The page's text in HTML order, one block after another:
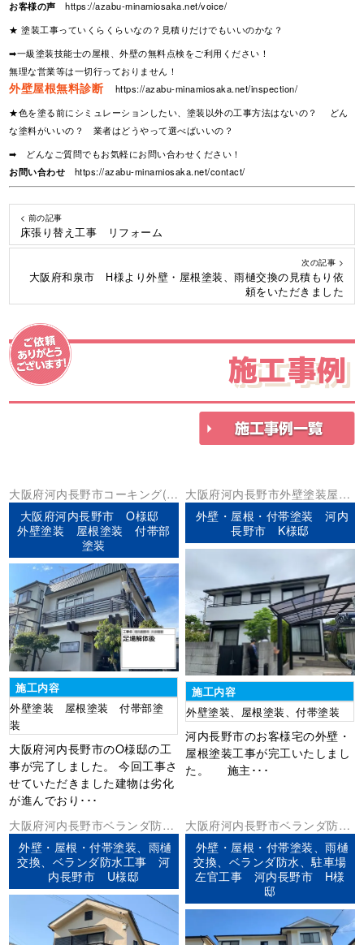
お客様の声
https://azabu-minamiosaka.net/voice/
★ 塗装工事っていくらくらいなの？見積りだけでもいいのかな？
➡一級塗装技能士の屋根、外壁の無料点検をご利用ください！
無理な営業等は一切行っておりません！
外壁屋根無料診断
https://azabu-minamiosaka.net/inspection/
★色を塗る前にシミュレーションしたい、塗装以外の工事方法はないの？ どん
な塗料がいいの？ 業者はどうやって選べばいいの？
➡ どんなご質問でもお気軽にお問い合わせください！
お問い合わせ
https://azabu-minamiosaka.net/contact/
< 前の記事
床張り替え工事 リフォーム
次の記事 >
大阪府和泉市 H様より外壁・屋根塗装、雨樋交換の見積もり依
頼をいただきました
施工事例
大阪府河内長野市コーキング(シ
ーリング)外壁塗装屋根塗装防水
工事
大阪府河内長野市 O様邸
外壁塗装 屋根塗装 付帯部
塗装
施工内容
外壁塗装 屋根塗装 付帯部塗
装
大阪府河内長野市のO様邸の工
事が完了しました。 今回工事さ
せていただきました建物は劣化
が進んでおり･･･
大阪府河内長野市外壁塗装屋根
塗装
外壁・屋根・付帯塗装 河内
長野市 K様邸
施工内容
外壁塗装、屋根塗装、付帯塗装
河内長野市のお客様宅の外壁・
屋根塗装工事が完工いたしまし
た。 施主･･･
大阪府河内長野市ベランダ防水
外壁塗装屋根塗装防水工事
外壁・屋根・付帯塗装、雨樋
交換、ベランダ防水工事 河
内長野市 U様邸
大阪府河内長野市ベランダ防水
外壁塗装屋根塗装防水工事
外壁・屋根・付帯塗装、雨樋
交換、ベランダ防水、駐車場
左官工事 河内長野市 H様
邸